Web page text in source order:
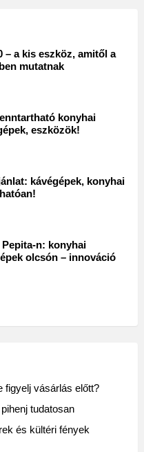
– a kis eszköz, amitől a
mutatnak
konyhai
eszközök!
kávégépek, konyhai
n: konyhai
olcsón – innováció
figyelj vásárlás előtt?
tudatosan
és kültéri fények